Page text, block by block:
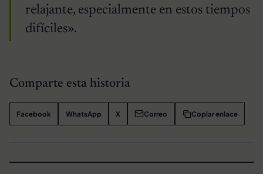
relajante, especialmente en estos tiempos
difíciles».
Comparte esta historia
Facebook WhatsApp X Correo Copiar enlace